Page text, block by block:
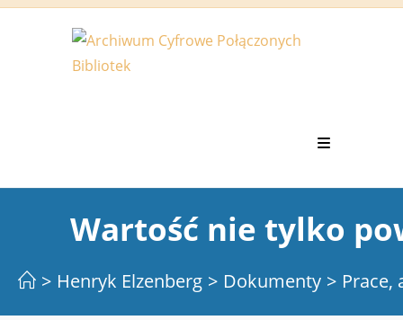
Koniec
Wartość nie tylko
> Henryk Elzenberg > Dokumenty > Prace,